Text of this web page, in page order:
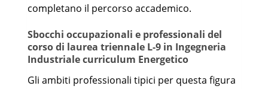
completano il percorso accademico.
Sbocchi occupazionali e professionali del
corso di laurea triennale L-9 in Ingegneria
Industriale curriculum Energetico
Gli ambiti professionali tipici per questa figura